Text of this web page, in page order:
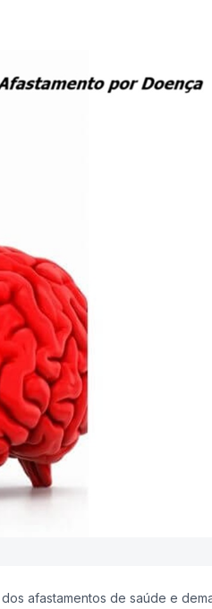
afastamentos de saúde e